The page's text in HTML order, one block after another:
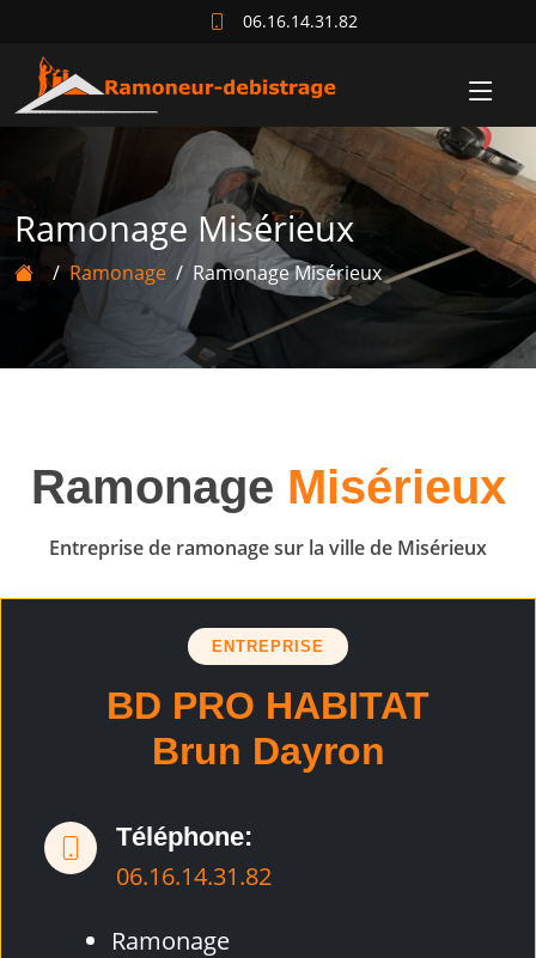
06.16.14.31.82
Ramonage Misérieux
Ramonage Ramonage Misérieux
Ramonage Misérieux
Entreprise de ramonage sur la ville de Misérieux
ENTREPRISE
BD PRO HABITAT
Brun Dayron
Téléphone:
06.16.14.31.82
Ramonage